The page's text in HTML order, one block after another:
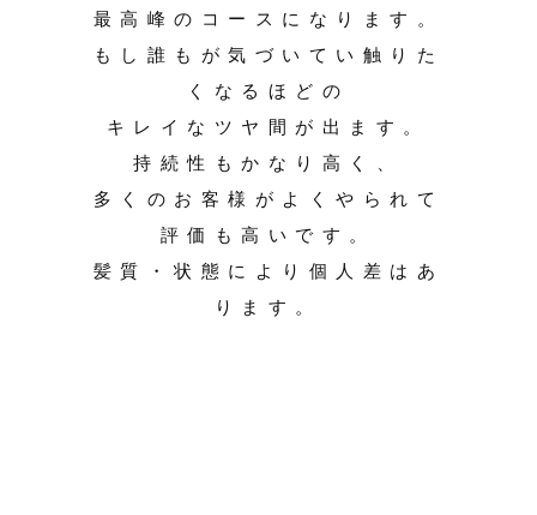
最高峰のコースになります。
もし誰もが気づいてい触りた
くなるほどの
キレイなツヤ間が出ます。
持続性もかなり高く、
多くのお客様がよくやられて
評価も高いです。
髪質・状態により個人差はあ
ります。